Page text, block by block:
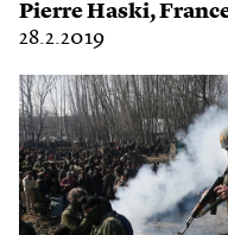
Pierre Haski,
28.2.2019